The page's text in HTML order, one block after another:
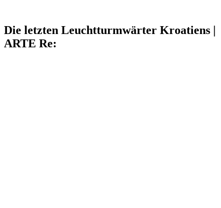
Die letzten Leuchtturmwärter Kroatiens |
ARTE Re: